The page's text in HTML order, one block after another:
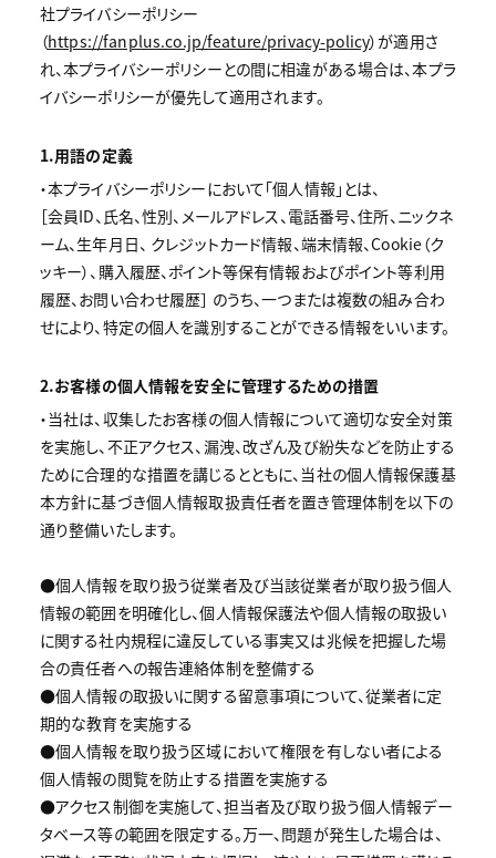
社プライバシーポリシー
（https://fanplus.co.jp/feature/privacy-policy）が適用さ
れ、本プライバシーポリシーとの間に相違がある場合は、本プラ
イバシーポリシーが優先して適用されます。
1.用語の定義
・本プライバシーポリシーにおいて「個人情報」とは、
［会員ID、氏名、性別、メールアドレス、電話番号、住所、ニックネ
ーム、生年月日、 クレジットカード情報、端末情報、Cookie（ク
ッキー）、購入履歴、ポイント等保有情報およびポイント等利用
履歴、お問い合わせ履歴］ のうち、一つまたは複数の組み合わ
せにより、特定の個人を識別することができる情報をいいます。
2.お客様の個人情報を安全に管理するための措置
・当社は、収集したお客様の個人情報について適切な安全対策
を実施し、不正アクセス、漏洩、改ざん及び紛失などを防止する
ために合理的な措置を講じるとともに、当社の個人情報保護基
本方針に基づき個人情報取扱責任者を置き管理体制を以下の
通り整備いたします。
●個人情報を取り扱う従業者及び当該従業者が取り扱う個人
情報の範囲を明確化し、個人情報保護法や個人情報の取扱い
に関する社内規程に違反している事実又は兆候を把握した場
合の責任者への報告連絡体制を整備する
●個人情報の取扱いに関する留意事項について、従業者に定
期的な教育を実施する
●個人情報を取り扱う区域において権限を有しない者による
個人情報の閲覧を防止する措置を実施する
●アクセス制御を実施して、担当者及び取り扱う個人情報デー
タベース等の範囲を限定する。万一、問題が発生した場合は、